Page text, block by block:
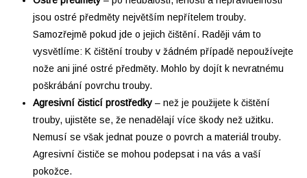
jsou ostré předměty největším nepřítelem trouby.
Samozřejmě pokud jde o jejich čištění. Raději vám to
vysvětlíme: K čištění trouby v žádném případě nepoužívejte
nože ani jiné ostré předměty. Mohlo by dojít k nevratnému
poškrábání povrchu trouby.
Agresivní čisticí prostředky –⁠ než je použijete k čištění
trouby, ujistěte se, že nenadělají více škody než užitku.
Nemusí se však jednat pouze o povrch a materiál trouby.
Agresivní čističe se mohou podepsat i na vás a vaší
pokožce.